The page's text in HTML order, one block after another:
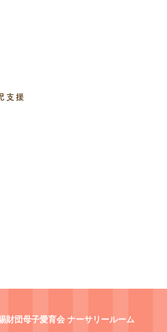
支援
財団母子愛育会 ナーサリールーム